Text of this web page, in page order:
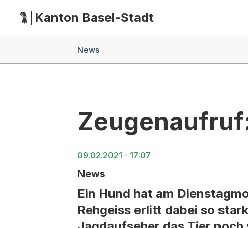
HauptnavigationKanton Basel-Stadt
News
09.02.2021 - 17:07
News
Ein Hund hat am
Rehgeiss erlitt dabei so